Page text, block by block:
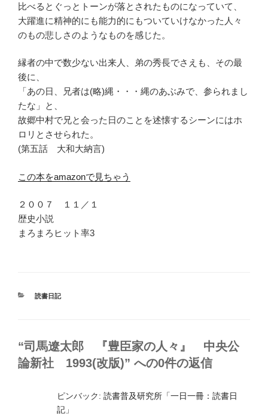
比べるとぐっとトーンが落とされたものになっていて、
大躍進に精神的にも能力的にもついていけなかった人々
のもの悲しさのようなものを感じた。
縁者の中で数少ない出来人、弟の秀長でさえも、その最
後に、
「あの日、兄者は(略)縄・・・縄のあぶみで、参られまし
たな」と、
故郷中村で兄と会った日のことを述懐するシーンにはホ
ロリとさせられた。
(第五話 大和大納言)
この本をamazonで見ちゃう
２００７ １１／１
歴史小説
まろまろヒット率3
カ
読書日記
“司馬遼太郎 『豊臣家の人々』 中央公
論新社 1993(改版)” への0件の返信
ピンバック: 読書普及研究所「一日一冊：読書日
記」